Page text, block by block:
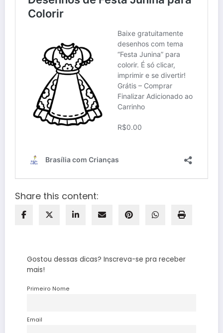
Share this content:
Gostou dessas dicas? Inscreva-se pra receber
mais!
Primeiro Nome
Email